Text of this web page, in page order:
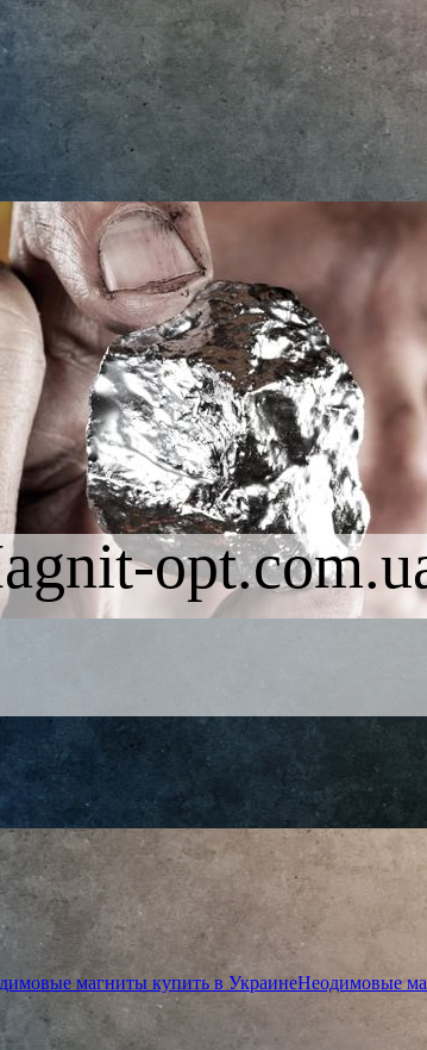
магниты купить в УкраинеНеодимовые